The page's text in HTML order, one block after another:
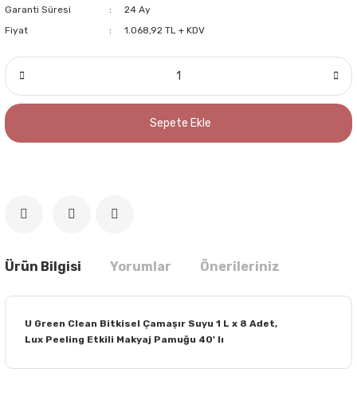
Garanti Süresi
24 Ay
Fiyat
1.068,92 TL + KDV
Sepete Ekle
Ürün Bilgisi Yorumlar Önerileriniz
U Green Clean Bitkisel Çamaşır Suyu 1 L x 8 Adet,
Lux Peeling Etkili Makyaj Pamuğu 40' lı